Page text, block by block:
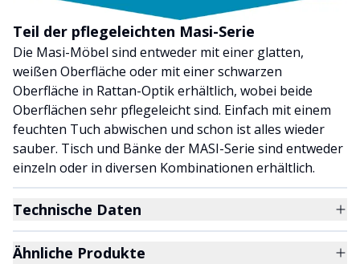
Teil der pflegeleichten Masi-Serie
Die Masi-Möbel sind entweder mit einer glatten,
weißen Oberfläche oder mit einer schwarzen
Oberfläche in Rattan-Optik erhältlich, wobei beide
Oberflächen sehr pflegeleicht sind. Einfach mit einem
feuchten Tuch abwischen und schon ist alles wieder
sauber. Tisch und Bänke der MASI-Serie sind entweder
einzeln oder in diversen Kombinationen erhältlich.
Technische Daten
Ähnliche Produkte